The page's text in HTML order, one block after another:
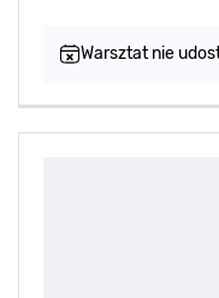
Warsztat nie